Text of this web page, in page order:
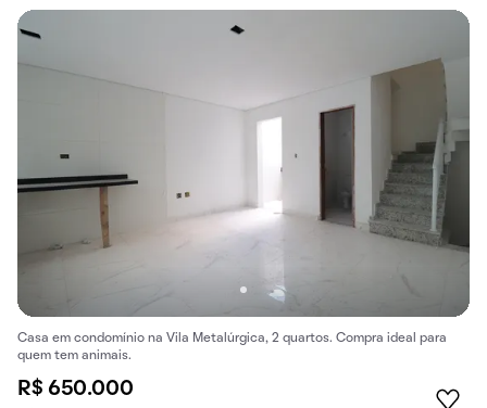
Casa em condomínio na Vila Metalúrgica, 2 quartos. Compra ideal para
quem tem animais.
R$ 650.000